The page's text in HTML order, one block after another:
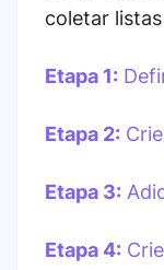
coletar
Etapa 1:
Etapa 2:
Etapa 3:
Etapa 4: